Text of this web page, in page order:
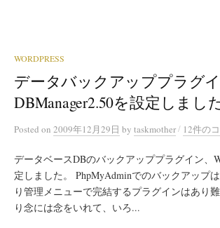
WORDPRESS
データバックアッププラグ
DBManager2.50を設定しました
Posted on 2009年12月29日 by taskmother/ 12件の
データベースDBのバックアッププラグイン、
定しました。 PhpMyAdminでのバックアップ
り管理メニューで完結するプラグインはあり
り念には念をいれて、いろ...